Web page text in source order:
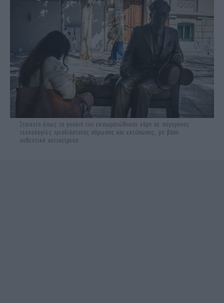
Στοιχεία όπως τα γυαλιά του ενσωματώθηκαν χάρη σε σύγχρονες
τεχνολογίες τρισδιάστατης σάρωσης και εκτύπωσης, με βάση
αυθεντικά αντικείμενα